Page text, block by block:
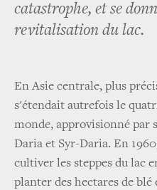
catastrophe, et se
revitalisation du lac.
En Asie centrale, plus
s'étendait autrefois le
monde, approvisionné par
Daria et Syr-Daria. En
cultiver les steppes du lac
planter des hectares de